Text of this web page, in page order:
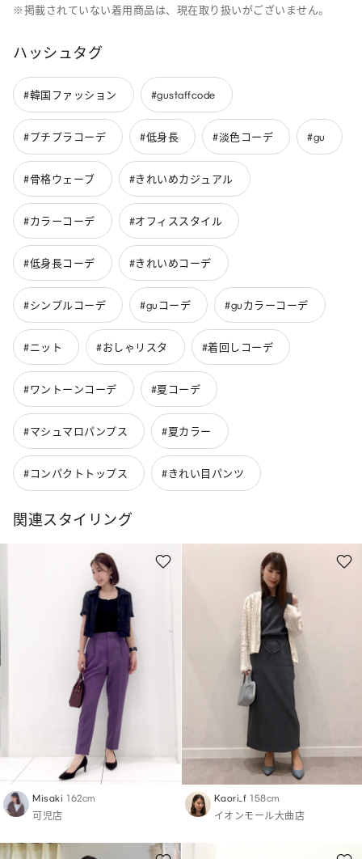
※掲載されていない着用商品は、現在取り扱いがございません。
ハッシュタグ
#韓国ファッション #gustaffcode
#プチプラコーデ #低身長 #淡色コーデ #gu
#骨格ウェーブ #きれいめカジュアル
#カラーコーデ #オフィススタイル
#低身長コーデ #きれいめコーデ
#シンプルコーデ #guコーデ #guカラーコーデ
#ニット #おしゃリスタ #着回しコーデ
#ワントーンコーデ #夏コーデ
#マシュマロパンプス #夏カラー
#コンパクトトップス #きれい目パンツ
関連スタイリング
Misaki 162cm
可児店
Kaori_f 158cm
イオンモール大曲店